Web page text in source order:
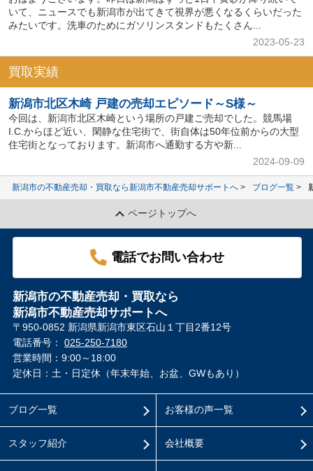
いて、ニュースでも新潟市が出てきて視界が悪くなるくらいだった
みたいです。洗車のためにガソリンスタンドもたくさん...
2023-05-23
買取実績
新潟市北区木崎 戸建の売却エピソード～S様～
今回は、新潟市北区木崎という場所の戸建ご売却でした。競馬場
I.C.からほど近い、閑静な住宅街で、街自体は50年位前からの大型
住宅街となっております。新潟市へ通勤する方や新...
2024-09-09
新潟市の不動産売却・買取なら新潟市不動産売却サポートへ ブログ一覧
ページトップへ
電話でお問い合わせ
新潟市の不動産売却・買取なら
新潟市不動産売却サポートへ
〒950-0852 新潟県新潟市東区石山１丁目2番12号
電話番号： 025-250-7180
営業時間：9:00～18:00
定休日：土・日定休（年末年始、お盆、GWもあり）
ブログ一覧
スタッフ紹介
お客様の声一覧
会社概要